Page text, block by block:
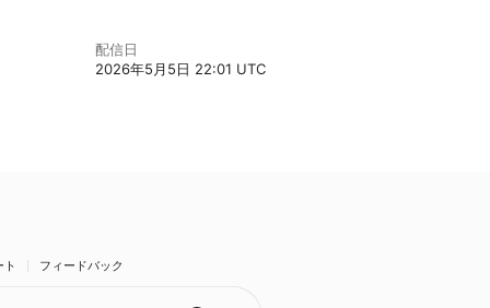
配信日
2026年5月5日 22:01 UTC
ト フィードバック